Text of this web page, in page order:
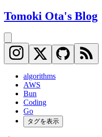
Tomoki Ota's Blog
algorithms
AWS
Bun
Coding
Go
タグを表示